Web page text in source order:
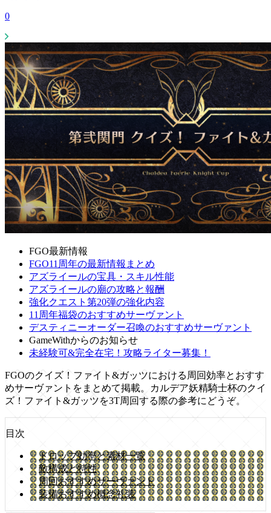
0
FGO最新情報
FGO11周年の最新情報まとめ
アズライールの宝具・スキル性能
アズライールの廟の攻略と報酬
強化クエスト第20弾の強化内容
11周年福袋のおすすめサーヴァント
デスティニーオーダー召喚のおすすめサーヴァント
GameWithからのお知らせ
未経験可&完全在宅！攻略ライター募集！
FGOのクイズ！ファイト&ガッツにおける周回効率とおすす
めサーヴァントをまとめて掲載。カルデア妖精騎士杯のクイ
ズ！ファイト&ガッツを3T周回する際の参考にどうぞ。
目次
ドロップ効率と素材一覧
敵構成と特性
周回おすすめサーヴァント
装備おすすめ概念礼装